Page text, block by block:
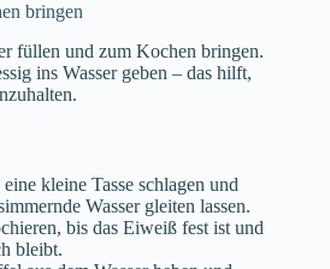
bringen
füllen und zum Kochen bringen.
ins Wasser geben – das hilft,
kleine Tasse schlagen und
Wasser gleiten lassen.
bis das Eiweiß fest ist und
bleibt.